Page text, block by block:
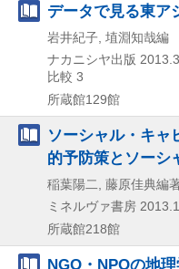
データで見る東ア
岩井紀子, 埴淵知哉編
ナカニシヤ出版 2013.3
比較 3
所蔵館129館
ソーシャル・キャ
的予防策とソーシ
稲葉陽二, 藤原佳典編
ミネルヴァ書房 2013.1
所蔵館218館
NGO・NPOの地